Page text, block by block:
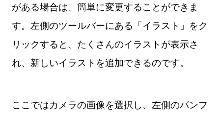
がある場合は、簡単に変更することができま
す。左側のツールバーにある「イラスト」をク
リックすると、たくさんのイラストが表示さ
れ、新しいイラストを追加できるのです。
ここではカメラの画像を選択し、左側のパンフ